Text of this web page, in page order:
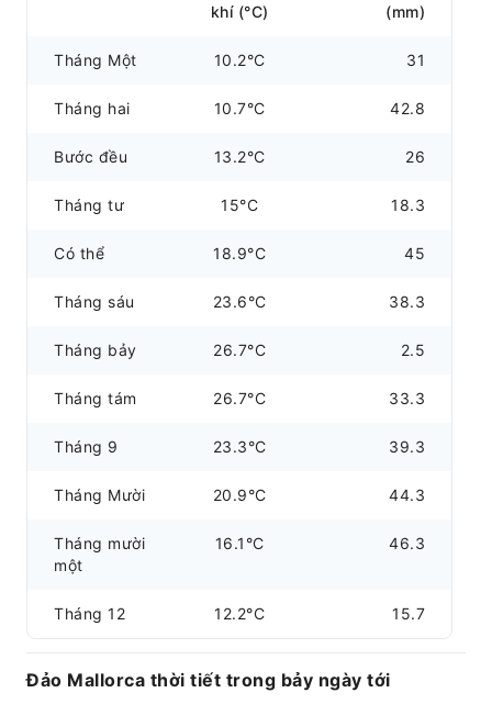
khí (°C)
(mm)
Tháng Một 10.2°C 31
Tháng hai 10.7°C 42.8
Bước đều 13.2°C 26
Tháng tư 15°C 18.3
Có thể 18.9°C 45
Tháng sáu 23.6°C 38.3
Tháng bảy 26.7°C 2.5
Tháng tám 26.7°C 33.3
Tháng 9 23.3°C 39.3
Tháng Mười 20.9°C 44.3
Tháng mười
một
16.1°C 46.3
Tháng 12 12.2°C 15.7
Đảo Mallorca thời tiết trong bảy ngày tới